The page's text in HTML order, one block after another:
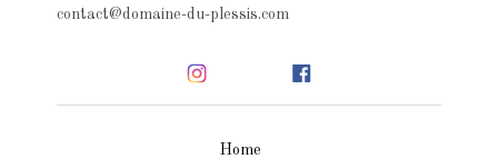
contact@domaine-du-plessis.com
Home